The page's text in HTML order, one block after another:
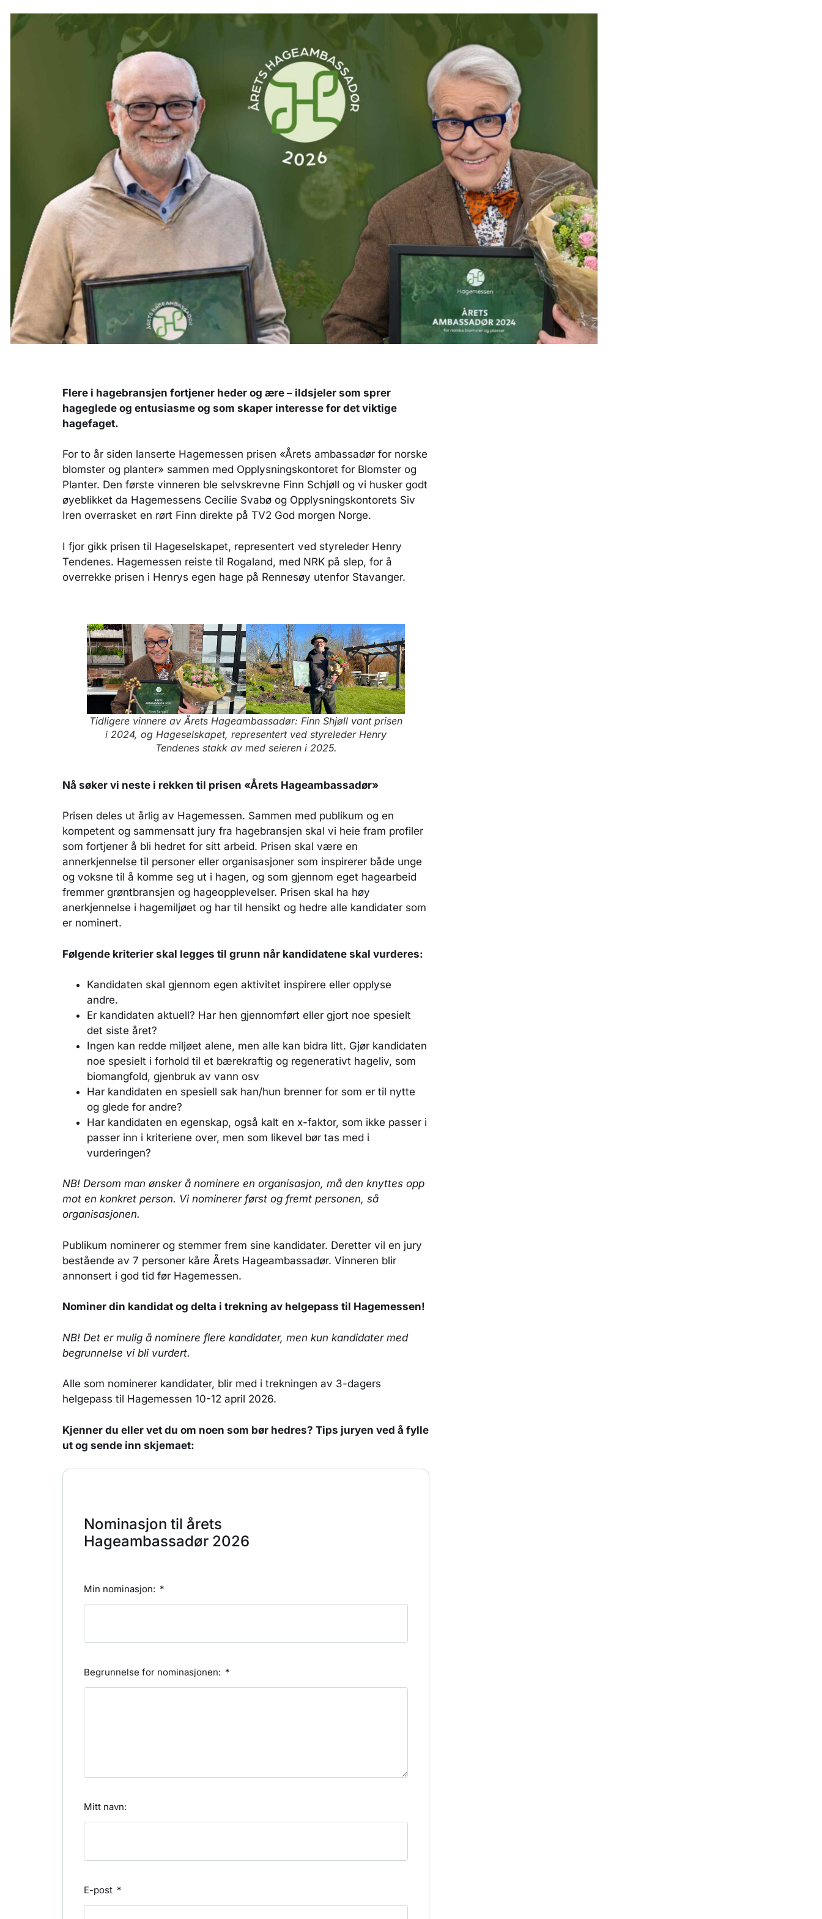
Flere i hagebransjen fortjener heder og ære – ildsjeler som sprer
hageglede og entusiasme og som skaper interesse for det viktige
hagefaget.
For to år siden lanserte Hagemessen prisen «Årets ambassadør for norske
blomster og planter» sammen med Opplysningskontoret for Blomster og
Planter. Den første vinneren ble selvskrevne Finn Schjøll og vi husker godt
øyeblikket da Hagemessens Cecilie Svabø og Opplysningskontorets Siv
Iren overrasket en rørt Finn direkte på TV2 God morgen Norge.
I fjor gikk prisen til Hageselskapet, representert ved styreleder Henry
Tendenes. Hagemessen reiste til Rogaland, med NRK på slep, for å
overrekke prisen i Henrys egen hage på Rennesøy utenfor Stavanger.
Tidligere vinnere av Årets Hageambassadør: Finn Shjøll vant prisen
i 2024, og Hageselskapet, representert ved styreleder Henry
Tendenes stakk av med seieren i 2025.
Nå søker vi neste i rekken til prisen «Årets Hageambassadør»
Prisen deles ut årlig av Hagemessen. Sammen med publikum og en
kompetent og sammensatt jury fra hagebransjen skal vi heie fram profiler
som fortjener å bli hedret for sitt arbeid. Prisen skal være en
annerkjennelse til personer eller organisasjoner som inspirerer både unge
og voksne til å komme seg ut i hagen, og som gjennom eget hagearbeid
fremmer grøntbransjen og hageopplevelser. Prisen skal ha høy
anerkjennelse i hagemiljøet og har til hensikt og hedre alle kandidater som
er nominert.
Følgende kriterier skal legges til grunn når kandidatene skal vurderes:
Kandidaten skal gjennom egen aktivitet inspirere eller opplyse
andre.
Er kandidaten aktuell? Har hen gjennomført eller gjort noe spesielt
det siste året?
Ingen kan redde miljøet alene, men alle kan bidra litt. Gjør kandidaten
noe spesielt i forhold til et bærekraftig og regenerativt hageliv, som
biomangfold, gjenbruk av vann osv
Har kandidaten en spesiell sak han/hun brenner for som er til nytte
og glede for andre?
Har kandidaten en egenskap, også kalt en x-faktor, som ikke passer i
passer inn i kriteriene over, men som likevel bør tas med i
vurderingen?
NB! Dersom man ønsker å nominere en organisasjon, må den knyttes opp
mot en konkret person. Vi nominerer først og fremt personen, så
organisasjonen.
Publikum nominerer og stemmer frem sine kandidater. Deretter vil en jury
bestående av 7 personer kåre Årets Hageambassadør. Vinneren blir
annonsert i god tid før Hagemessen.
Nominer din kandidat og delta i trekning av helgepass til Hagemessen!
NB! Det er mulig å nominere flere kandidater, men kun kandidater med
begrunnelse vi bli vurdert.
Alle som nominerer kandidater, blir med i trekningen av 3-dagers
helgepass til Hagemessen 10-12 april 2026.
Kjenner du eller vet du om noen som bør hedres? Tips juryen ved å fylle
ut og sende inn skjemaet:
Nominasjon til årets
Hageambassadør 2026
Min nominasjon:
Begrunnelse for nominasjonen:
Mitt navn:
E-post